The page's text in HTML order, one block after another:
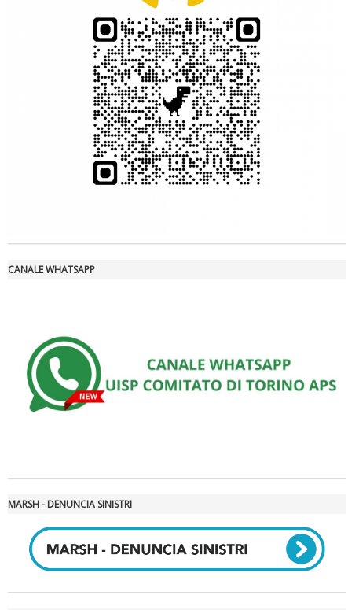
Tiziano Pesce a Radio InBlu2000 traccia il bilancio della stagione
CANALE WHATSAPP
MARSH - DENUNCIA SINISTRI